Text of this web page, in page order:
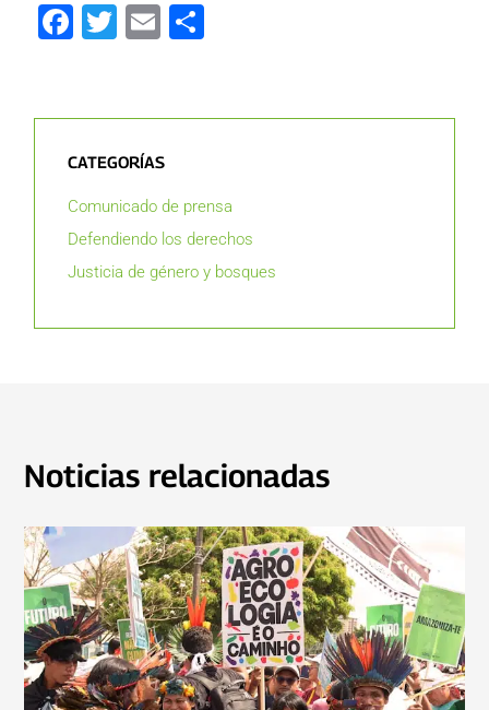
Facebook
Twitter
Email
CATEGORÍAS
Comunicado de prensa
Defendiendo los derechos
Justicia de género y bosques
Noticias relacionadas